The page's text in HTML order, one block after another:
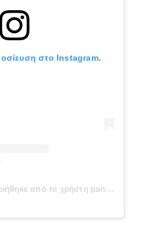
στο Instagram.
Η δημοσίευση κοινοποιήθηκε από το χρήστη panionianea.gr (@panionianea.gr)